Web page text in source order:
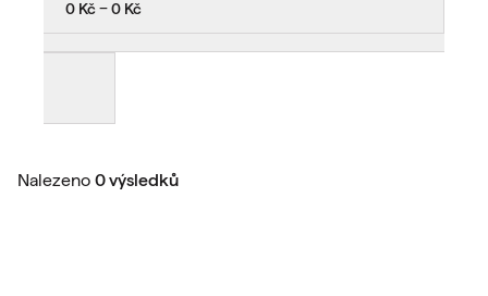
0 Kč − 0 Kč
Nalezeno 0 výsledků